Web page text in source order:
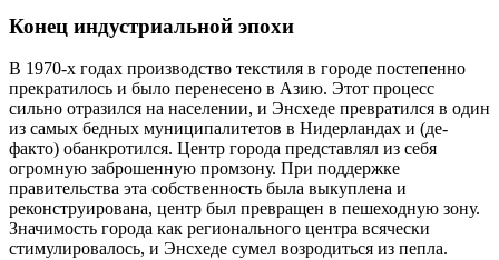
Конец индустриальной эпохи
В 1970-х годах производство текстиля в городе постепенно
прекратилось и было перенесено в Азию. Этот процесс
сильно отразился на населении, и Энсхеде превратился в один
из самых бедных муниципалитетов в Нидерландах и (де-
факто) обанкротился. Центр города представлял из себя
огромную заброшенную промзону. При поддержке
правительства эта собственность была выкуплена и
реконструирована, центр был превращен в пешеходную зону.
Значимость города как регионального центра всячески
стимулировалось, и Энсхеде сумел возродиться из пепла.